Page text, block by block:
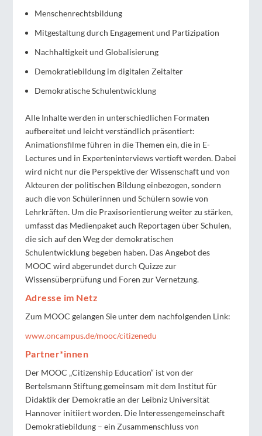
Menschenrechtsbildung
Mitgestaltung durch Engagement und Partizipation
Nachhaltigkeit und Globalisierung
Demokratiebildung im digitalen Zeitalter
Demokratische Schulentwicklung
Alle Inhalte werden in unterschiedlichen Formaten
aufbereitet und leicht verständlich präsentiert:
Animationsfilme führen in die Themen ein, die in E-
Lectures und in Experteninterviews vertieft werden. Dabei
wird nicht nur die Perspektive der Wissenschaft und von
Akteuren der politischen Bildung einbezogen, sondern
auch die von Schülerinnen und Schülern sowie von
Lehrkräften. Um die Praxisorientierung weiter zu stärken,
umfasst das Medienpaket auch Reportagen über Schulen,
die sich auf den Weg der demokratischen
Schulentwicklung begeben haben. Das Angebot des
MOOC wird abgerundet durch Quizze zur
Wissensüberprüfung und Foren zur Vernetzung.
Adresse im Netz
Zum MOOC gelangen Sie unter dem nachfolgenden Link:
www.oncampus.de/mooc/citizenedu
Partner*innen
Der MOOC „Citizenship Education“ ist von der
Bertelsmann Stiftung gemeinsam mit dem Institut für
Didaktik der Demokratie an der Leibniz Universität
Hannover initiiert worden. Die Interessengemeinschaft
Demokratiebildung – ein Zusammenschluss von